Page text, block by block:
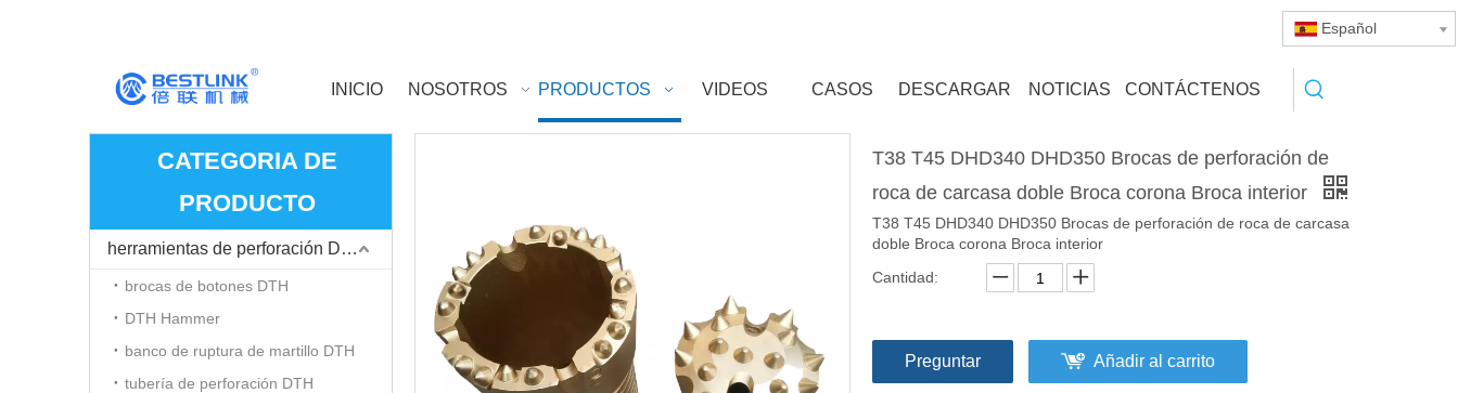
Español
INICIO NOSOTROS PRODUCTOS VIDEOS CASOS DESCARGAR NOTICIAS CONTÁCTENOS
CATEGORIA DE
PRODUCTO
herramientas de perforación DTH
brocas de botones DTH
DTH Hammer
banco de ruptura de martillo DTH
tubería de perforación DTH
T38 T45 DHD340 DHD350 Brocas de perforación de
roca de carcasa doble Broca corona Broca interior
T38 T45 DHD340 DHD350 Brocas de perforación de roca de carcasa
doble Broca corona Broca interior
Cantidad:
Preguntar Añadir al carrito